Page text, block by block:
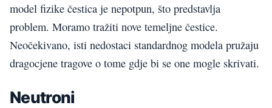
model fizike čestica je nepotpun, što predstavlja
problem. Moramo tražiti nove temeljne čestice.
Neočekivano, isti nedostaci standardnog modela pružaju
dragocjene tragove o tome gdje bi se one mogle skrivati.
Neutroni